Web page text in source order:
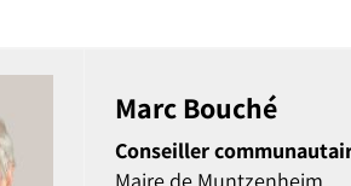
Marc Bouché
Conseiller